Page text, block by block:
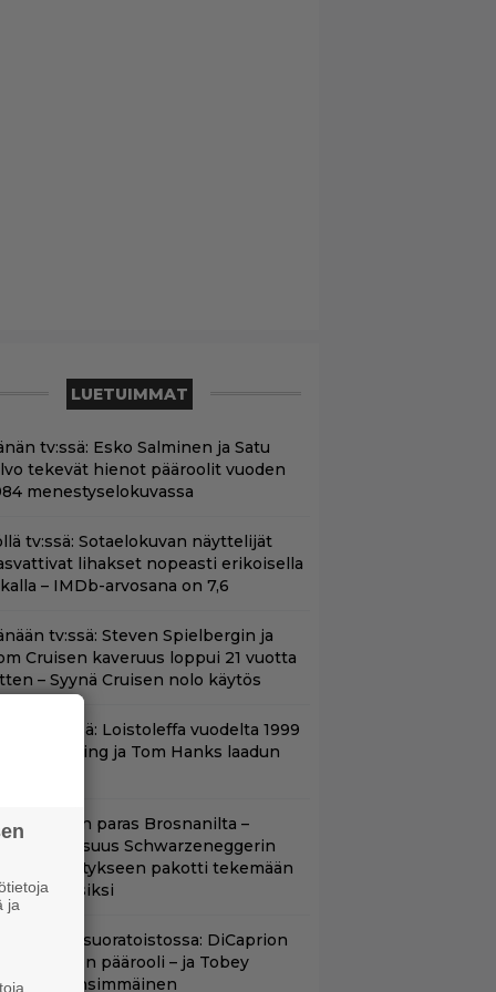
LUETUIMMAT
tv:ssä: Esko Salminen ja Satu
tekevät hienot pääroolit vuoden
menestyselokuvassa
tv:ssä: Sotaelokuvan näyttelijät
lihakset nopeasti erikoisella
– IMDb-arvosana on 7,6
tv:ssä: Steven Spielbergin ja
Cruisen kaveruus loppui 21 vuotta
– Syynä Cruisen nolo käytös
tv:ssä: Loistoleffa vuodelta 1999
Stephen King ja Tom Hanks laadun
Bond on paras Brosnanilta –
Schwarzeneggerin
pakotti tekemään
uusiksi
suoratoistossa: DiCaprion
päärooli – ja Tobey
ensimmäinen
ja